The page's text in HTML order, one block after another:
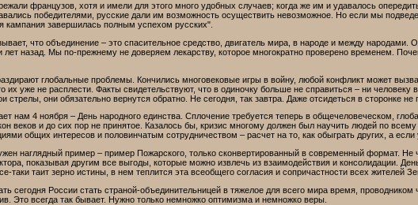
французов, хотя и имели для этого много удобных случаев; когда же им и удавалось
победителями, русские дали им возможность осуществить невозможное. Но если мы
кампания завершилась полным успехом русских".
что объединение – это спасительное средство, двигатель мира, в народе и между народами.
лет назад. Мы по-прежнему не доверяем лекарству, которое многократно проверено временем.
глобальные проблемы. Кончились многовековые игры в войну, любой конфликт может
их уже не расплести. Факты свидетельствуют, что в одиночку больше не справиться – ни человеку
стрелы, они обязательно вернутся обратно. Не сегодня, так завтра. Даже отсидеться в сторонке не
нам 4 ноября – День народного единства. Сплочение требуется теперь в общечеловеческом,
веков и до сих пор не принятое. Казалось бы, кризис многому должен был научить людей по
общих интересов и половинчатым сотрудничеством – расчет на то, как обыграть других, а если
наглядный пример – пример Пожарского, только сконвертированный в современный формат. Не
показывая другим все выгоды, которые можно извлечь из взаимодействия и консолидации.
таки таит зерно истины, в нем теплится эта всеобщего согласия и сопричастности всех жителей
сегодня России стать страной-объединительницей в тяжелое для всего мира время, проводником
Это всегда так бывает. Нужно только немножко оптимизма и немножко веры.